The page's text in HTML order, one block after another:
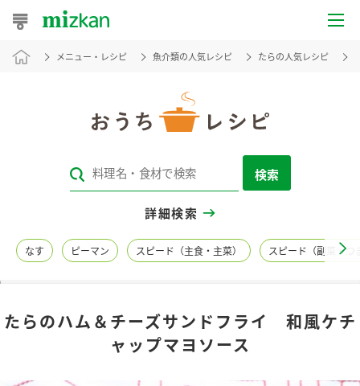
おうちレシピ
レシピカテゴリ一覧
レシピ名特集
商品情報
メニュー・レシピ 魚介類の人気レシピ たらの人気レシピ
検索
詳細検索
なす ピーマン スピード（主食・主菜） スピード（副菜・つ
たらのハム＆チーズサンドフライ 和風ケチ
ャップマヨソース